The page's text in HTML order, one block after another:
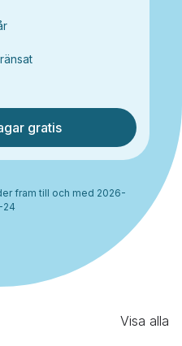
gratis
fram till och med 2026-
24
Visa alla